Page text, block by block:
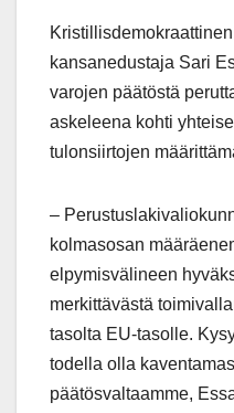
kansanedustaja Sari
varojen päätöstä
askeleena kohti
tulonsiirtojen
–
kolmasosan
elpymisvälineen
merkittävästä
tasolta EU-tasolle.
todella olla
päätösvaltaamme,